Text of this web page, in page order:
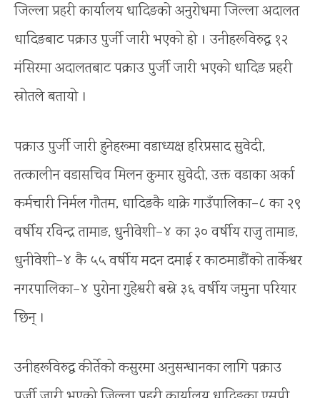
जिल्ला प्रहरी कार्यालय धादिङको अनुरोधमा जिल्ला अदालत
धादिङबाट पक्राउ पुर्जी जारी भएको हो । उनीहरूविरुद्ध १२
मंसिरमा अदालतबाट पक्राउ पुर्जी जारी भएको धादिङ प्रहरी
स्रोतले बतायो ।
पक्राउ पुर्जी जारी हुनेहरूमा वडाध्यक्ष हरिप्रसाद सुवेदी,
तत्कालीन वडासचिव मिलन कुमार सुवेदी, उक्त वडाका अर्का
कर्मचारी निर्मल गौतम, धादिङकै थाक्रे गाउँपालिका–८ का २९
वर्षीय रविन्द्र तामाङ, धुनीवेशी–४ का ३० वर्षीय राजु तामाङ,
धुनीवेशी–४ कै ५५ वर्षीय मदन दमाई र काठमाडौंको तार्केश्वर
नगरपालिका–४ पुरोना गुहेश्वरी बस्ने ३६ वर्षीय जमुना परियार
छिन् ।
उनीहरूविरुद्ध कीर्तेको कसुरमा अनुसन्धानका लागि पक्राउ